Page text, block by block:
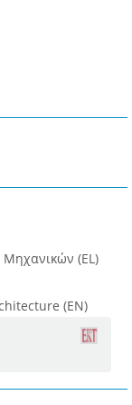
Μηχανικών (EL)
(EN)